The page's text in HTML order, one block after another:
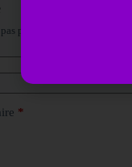
publiée.
*